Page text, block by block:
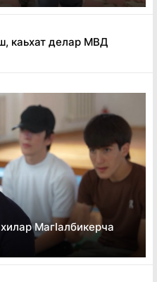
каьхат делар МВД
Магӏалбикерча